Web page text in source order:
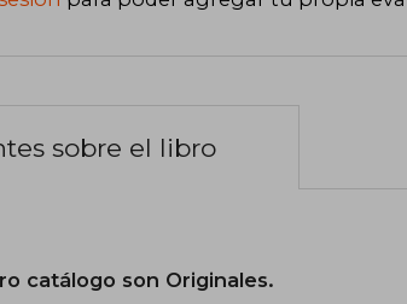
sobre el libro
catálogo son Originales.